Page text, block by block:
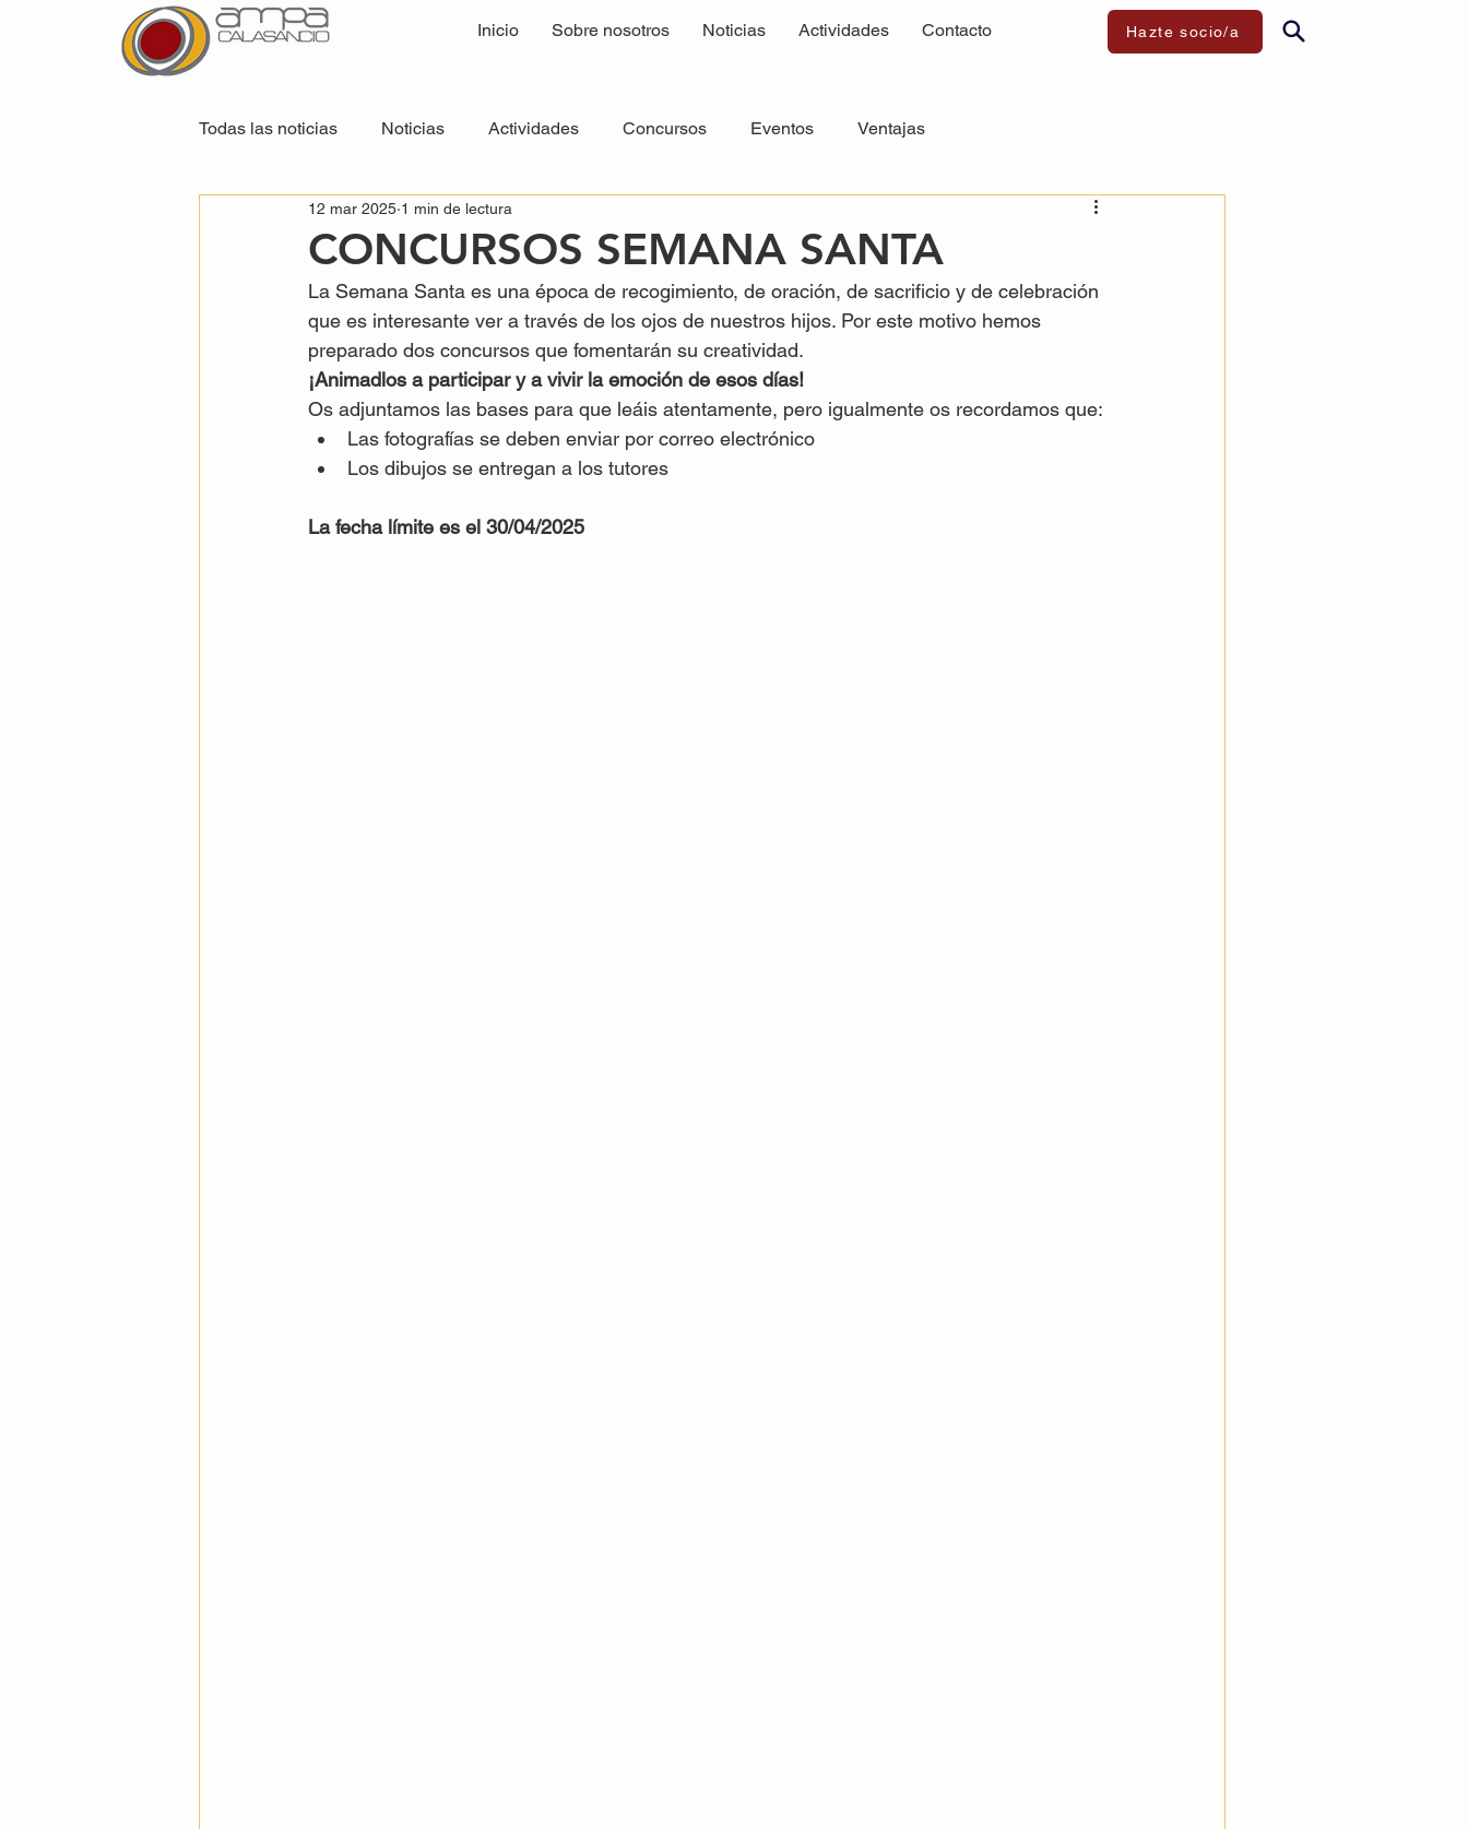
Inicio Sobre nosotros Noticias Actividades Contacto Hazte socio/a
Todas las noticias Noticias Actividades Concursos Eventos Ventajas
CONCURSOS SEMANA SANTA
12 mar 2025 1 min de lectura
La Semana Santa es una época de recogimiento, de oración, de sacrificio y de celebración
que es interesante ver a través de los ojos de nuestros hijos. Por este motivo hemos
preparado dos concursos que fomentarán su creatividad.
¡Animadlos a participar y a vivir la emoción de esos días!
Os adjuntamos las bases para que leáis atentamente, pero igualmente os recordamos que:
Las fotografías se deben enviar por correo electrónico
Los dibujos se entregan a los tutores
La fecha límite es el 30/04/2025